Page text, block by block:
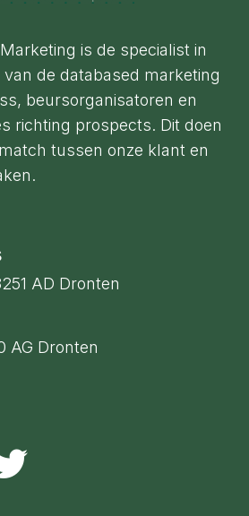
is de specialist in
de databased marketing
beursorganisatoren en
richting prospects. Dit doen
tussen onze klant en
AD Dronten
AG Dronten